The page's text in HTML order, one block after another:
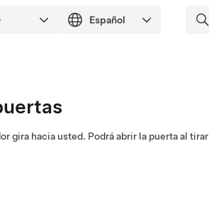
gira hacia usted. Podrá abrir la puerta al tirar